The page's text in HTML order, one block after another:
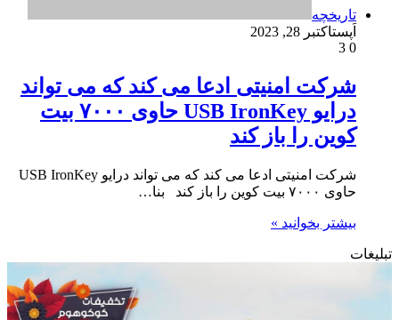
درایو USB IronKey حاوی ۷۰۰۰ بیت
کوین را باز کند
شرکت امنیتی ادعا می کند که می تواند درایو USB IronKey
حاوی ۷۰۰۰ بیت کوین را باز کند بنا…
بیشتر بخوانید »